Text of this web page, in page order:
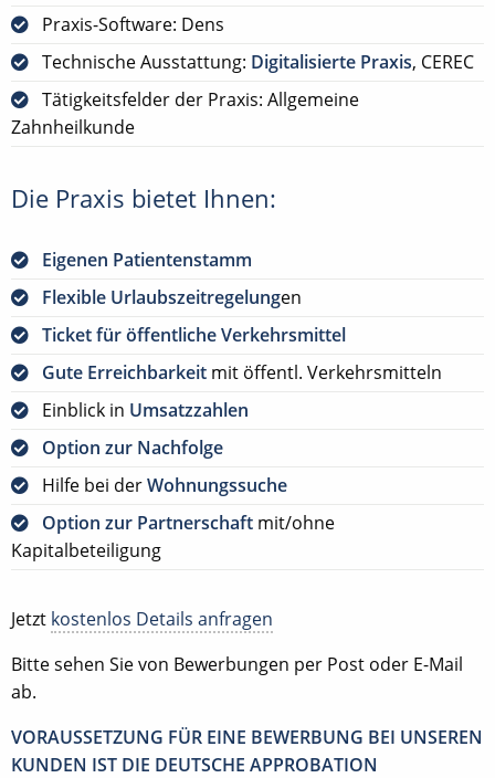
Praxis-Software: Dens
Technische Ausstattung: Digitalisierte Praxis, CEREC
Tätigkeitsfelder der Praxis: Allgemeine
Zahnheilkunde
Die Praxis bietet Ihnen:
Eigenen Patientenstamm
Flexible Urlaubszeitregelungen
Ticket für öffentliche Verkehrsmittel
Gute Erreichbarkeit mit öffentl. Verkehrsmitteln
Einblick in Umsatzzahlen
Option zur Nachfolge
Hilfe bei derWohnungssuche
Option zur Partnerschaft mit/ohne
Kapitalbeteiligung
Jetzt kostenlos Details anfragen
Bitte sehen Sie von Bewerbungen per Post oder E-Mail
ab.
VORAUSSETZUNG FÜR EINE BEWERBUNG BEI UNSEREN
KUNDEN IST DIE DEUTSCHE APPROBATION